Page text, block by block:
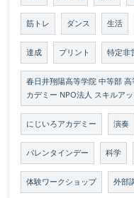
筋トレ ダンス 生活
達成 プリント 特定非
春日井翔陽高等学院 中等部
カデミー NPO法人 スキルア
にじいろアカデミー 演奏
バレンタインデー 科学
体験ワークショップ 外部